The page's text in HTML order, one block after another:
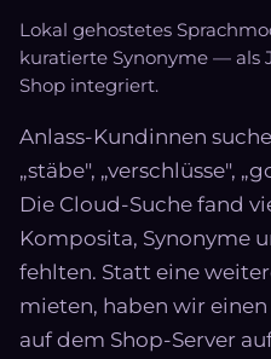
Lokal gehostetes
kuratierte Synonyme — als
Shop integriert.
Anlass-Kundinnen
„stäbe", „verschlüsse",
Die Cloud-Suche fand
Komposita, Synonyme
fehlten. Statt eine
mieten, haben wir
auf dem Shop-Server